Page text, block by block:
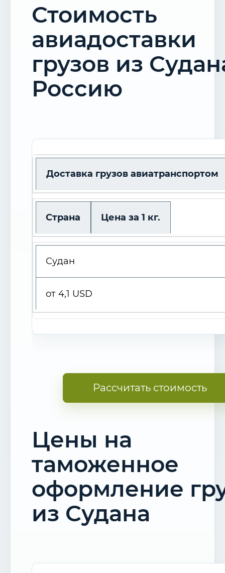
Стоимость
авиадоставки
грузов из
Россию
Доставка грузов авиатранспортом
Страна Цена за 1 кг.
Судан
от 4,1 USD
Рассчитать стоимость
Цены на
таможенное
оформление
из Судана